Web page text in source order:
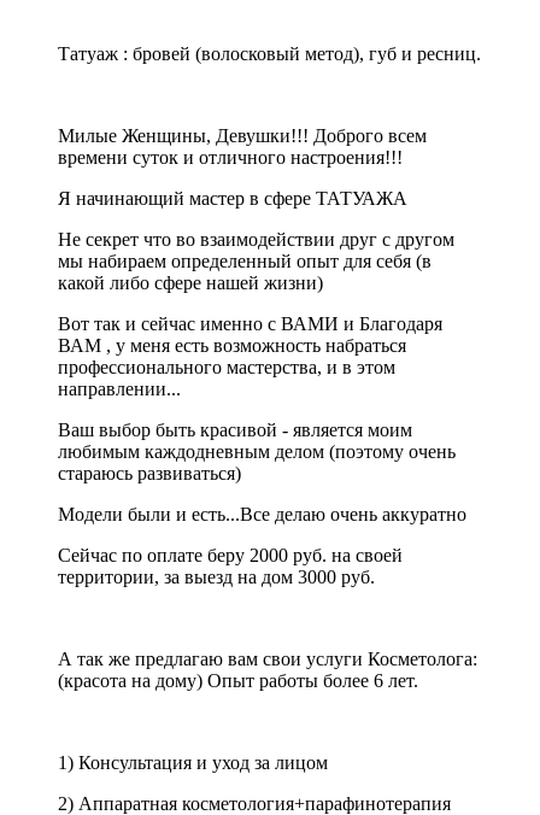
Татуаж : бровей (волосковый метод), губ и ресниц.
Милые Женщины, Девушки!!! Доброго всем
времени суток и отличного настроения!!!
Я начинающий мастер в сфере ТАТУАЖА
Не секрет что во взаимодействии друг с другом
мы набираем определенный опыт для себя (в
какой либо сфере нашей жизни)
Вот так и сейчас именно с ВАМИ и Благодаря
ВАМ , у меня есть возможность набраться
профессионального мастерства, и в этом
направлении...
Ваш выбор быть красивой - является моим
любимым каждодневным делом (поэтому очень
стараюсь развиваться)
Модели были и есть...Все делаю очень аккуратно
Сейчас по оплате беру 2000 руб. на своей
территории, за выезд на дом 3000 руб.
А так же предлагаю вам свои услуги Косметолога:
(красота на дому) Опыт работы более 6 лет.
1) Консультация и уход за лицом
2) Аппаратная косметология+парафинотерапия